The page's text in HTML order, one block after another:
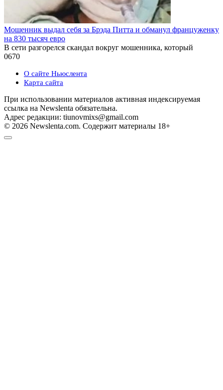
Мошенник выдал себя за Брэда Питта и обманул француженку
на 830 тысяч евро
В сети разгорелся скандал вокруг мошенника, который
0670
О сайте Ньюслента
Карта сайта
При использовании материалов активная индексируемая
ссылка на Newslenta обязательна.
Адрес редакции: tiunovmixs@gmail.com
© 2026 Newslenta.com. Содержит материалы 18+